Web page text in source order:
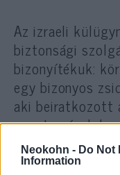
Neokohn - Do Not
Information
Az izraeli
biztonsági
bizonyítékuk:
egy bizonyos
aki beiratkozott
egyetemének
személyesen
féléveire, 17